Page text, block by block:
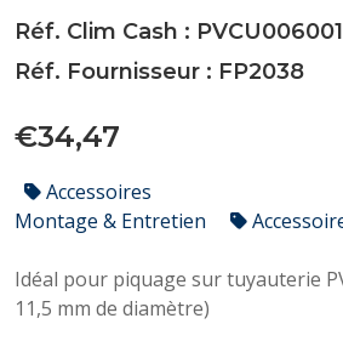
Réf. Clim Cash : PVCU006001
Réf. Fournisseur : FP2038
€34,47
Accessoires
Montage & Entretien
Idéal pour piquage sur tuyauterie
11,5 mm de diamètre)